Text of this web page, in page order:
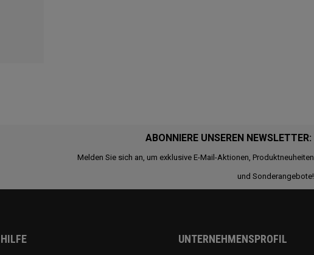
ABONNIERE UNSEREN NEWSLETTER:
Melden Sie sich an, um exklusive E-Mail-Aktionen, Produktneuheiten
und Sonderangebote!
HILFE UNTERNEHMENSPROFIL